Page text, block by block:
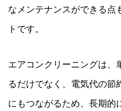
なメンテナンスができる点
トです。
エアコンクリーニングは、
るだけでなく、電気代の節
にもつながるため、長期的